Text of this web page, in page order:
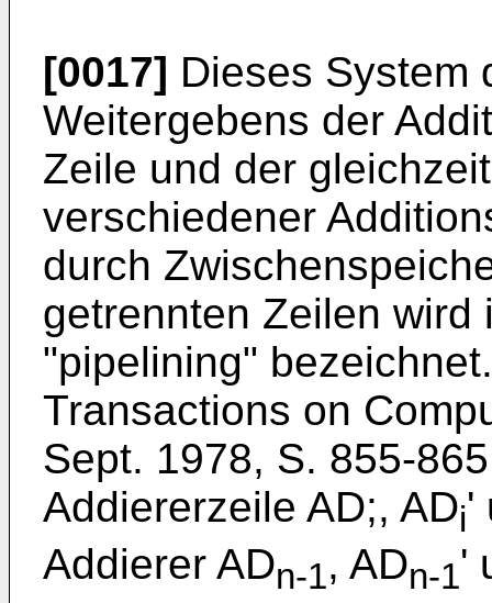
[0017] Dieses System
Weitergebens der
Zeile und der
verschiedener
durch
getrennten Zeilen wird
"pipelining"
Transactions on
Sept. 1978, S. 855-
Addiererzeile AD;, ADi'
Addierer ADn-1, ADn-1'